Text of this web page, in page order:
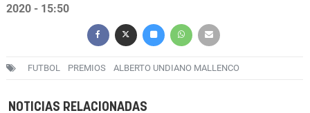
2020 - 15:50
FUTBOL PREMIOS ALBERTO UNDIANO MALLENCO
NOTICIAS RELACIONADAS